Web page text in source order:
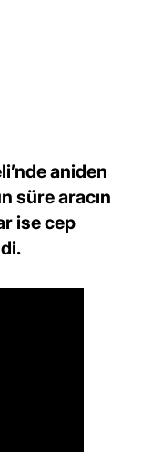
aniden
süre aracın
ise cep